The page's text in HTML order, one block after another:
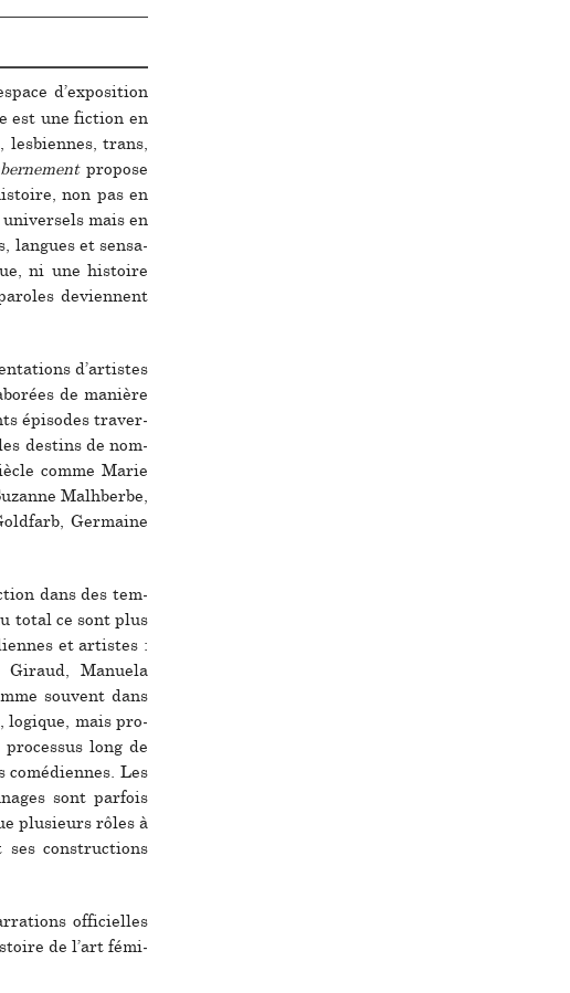
d’expo­si­tion
est une fic­tion en
les­bien­nes, trans,
pro­pose
non pas en
mais en
lan­gues et sen­sa­
ni une his­toire
devien­nent
d’artis­tes
de manière
épisodes tra­ver­
des­tins de nom­
comme Marie
Malhberbe,
Germaine
dans des tem­
total ce sont plus
et artis­tes :
Giraud, Manuela
sou­vent dans
logi­que, mais pro­
long de
Les
sont par­fois
plu­sieurs rôles à
cons­truc­tions
offi­ciel­les
de l’art fémi­